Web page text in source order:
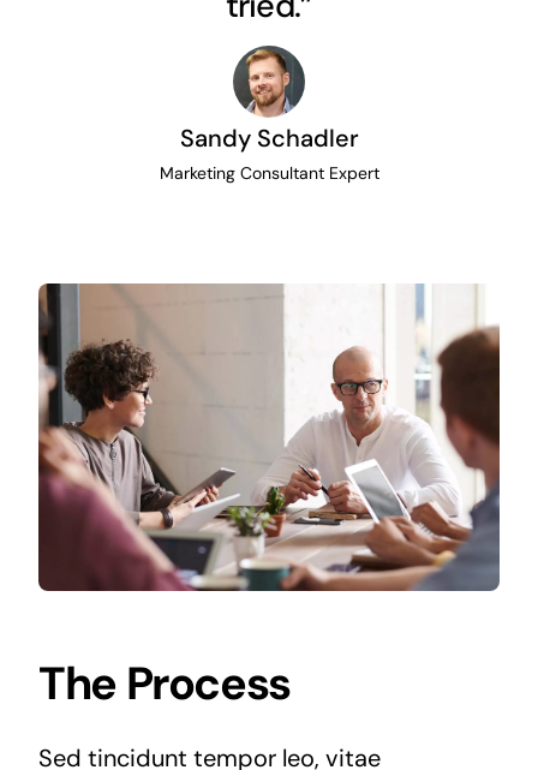
Sandy Schadler
Marketing Consultant Expert
The Process
Sed tincidunt tempor leo, vitae